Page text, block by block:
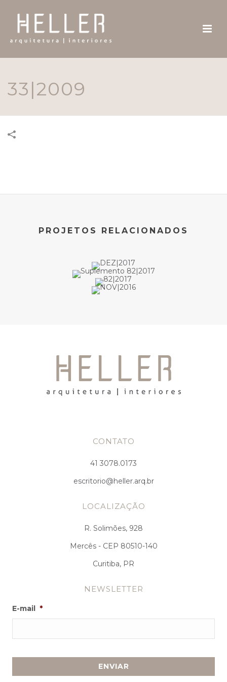
33|2009
PROJETOS RELACIONADOS
CONTATO
41 3078.0173
escritorio@heller.arq.br
LOCALIZAÇÃO
R. Solimões, 928
Mercês - CEP 80510-140
Curitiba, PR
NEWSLETTER
E-mail *